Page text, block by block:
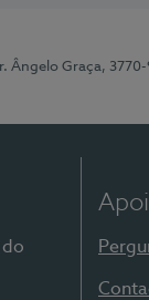
Ângelo Graça,